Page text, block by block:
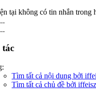
tại không có tin nhắn trong
Tìm tất cả nội dung bởi
Tìm tất cả chủ đề bởi